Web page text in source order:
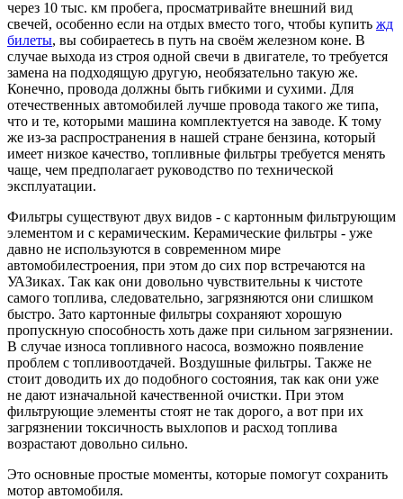
через 10 тыс. км пробега, просматривайте внешний вид
свечей, особенно если на отдых вместо того, чтобы купить жд
билеты, вы собираетесь в путь на своём железном коне. В
случае выхода из строя одной свечи в двигателе, то требуется
замена на подходящую другую, необязательно такую же.
Конечно, провода должны быть гибкими и сухими. Для
отечественных автомобилей лучше провода такого же типа,
что и те, которыми машина комплектуется на заводе. К тому
же из-за распространения в нашей стране бензина, который
имеет низкое качество, топливные фильтры требуется менять
чаще, чем предполагает руководство по технической
эксплуатации.
Фильтры существуют двух видов - с картонным фильтрующим
элементом и с керамическим. Керамические фильтры - уже
давно не используются в современном мире
автомобилестроения, при этом до сих пор встречаются на
УАЗиках. Так как они довольно чувствительны к чистоте
самого топлива, следовательно, загрязняются они слишком
быстро. Зато картонные фильтры сохраняют хорошую
пропускную способность хоть даже при сильном загрязнении.
В случае износа топливного насоса, возможно появление
проблем с топливоотдачей. Воздушные фильтры. Также не
стоит доводить их до подобного состояния, так как они уже
не дают изначальной качественной очистки. При этом
фильтрующие элементы стоят не так дорого, а вот при их
загрязнении токсичность выхлопов и расход топлива
возрастают довольно сильно.
Это основные простые моменты, которые помогут сохранить
мотор автомобиля.